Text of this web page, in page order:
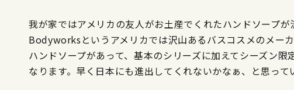
我が家ではアメリカの友人がお土産でくれたハンドソープ
Bodyworksというアメリカでは沢山あるバスコスメのメー
ハンドソープがあって、基本のシリーズに加えてシーズン限
なります。早く日本にも進出してくれないかなぁ、と思って